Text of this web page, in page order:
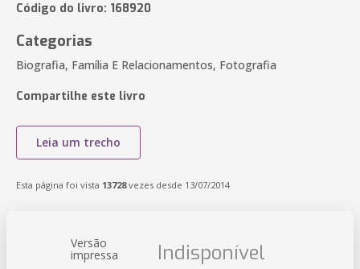
Código do livro: 168920
Categorias
Biografia, Família E Relacionamentos, Fotografia
Compartilhe este livro
Leia um trecho
Esta página foi vista 13728vezes desde 13/07/2014
Versão
impressa Indisponível